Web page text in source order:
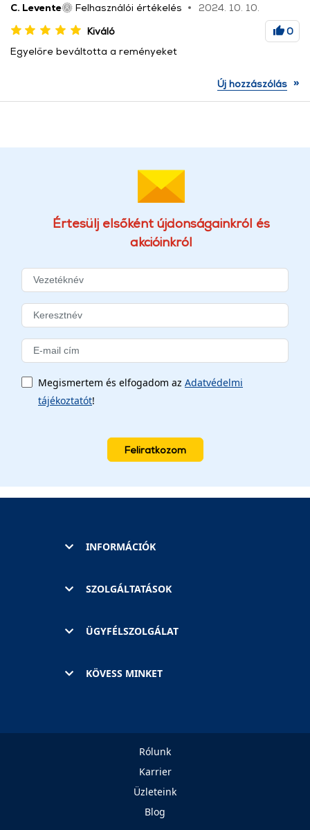
C. Levente Felhasználói értékelés
2024. 10. 10.
Kiváló
0
Egyelőre beváltotta a reményeket
Új hozzászólás »
Értesülj elsőként újdonságainkról és
akcióinkról
Megismertem és elfogadom az Adatvédelmi
tájékoztatót!
Feliratkozom
INFORMÁCIÓK
SZOLGÁLTATÁSOK
ÜGYFÉLSZOLGÁLAT
KÖVESS MINKET
Rólunk
Karrier
Üzleteink
Blog